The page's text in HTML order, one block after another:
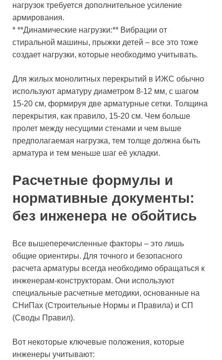
нагрузок требуется дополнительное усиление
армирования.
* **Динамические нагрузки:** Вибрации от
стиральной машины, прыжки детей – все это тоже
создает нагрузки, которые необходимо учитывать.
Для жилых монолитных перекрытий в ИЖС обычно
используют арматуру диаметром 8-12 мм, с шагом
15-20 см, формируя две арматурные сетки. Толщина
перекрытия, как правило, 15-20 см. Чем больше
пролет между несущими стенами и чем выше
предполагаемая нагрузка, тем толще должна быть
арматура и тем меньше шаг её укладки.
Расчетные формулы и
нормативные документы:
без инженера не обойтись
Все вышеперечисленные факторы – это лишь
общие ориентиры. Для точного и безопасного
расчета арматуры всегда необходимо обращаться к
инженерам-конструкторам. Они используют
специальные расчетные методики, основанные на
СНиПах (Строительные Нормы и Правила) и СП
(Своды Правил).
Вот некоторые ключевые положения, которые
инженеры учитывают: